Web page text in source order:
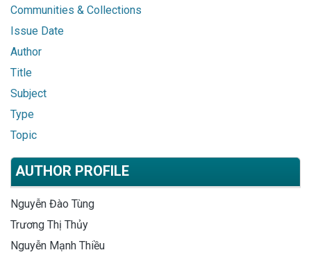
Communities & Collections
Issue Date
Author
Title
Subject
Type
Topic
AUTHOR PROFILE
Nguyễn Đào Tùng
Trương Thị Thủy
Nguyễn Mạnh Thiều